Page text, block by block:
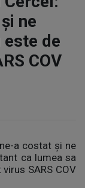
ne
de
COV
a costat și ne
ca lumea sa
SARS COV